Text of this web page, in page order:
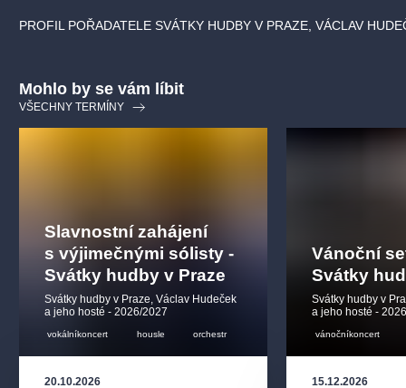
PROFIL POŘADATELE SVÁTKY HUDBY V PRAZE, VÁCLAV
Mohlo by se vám líbit
VŠECHNY TERMÍNY
Slavnostní zahájení
s výjimečnými sólisty -
Svátky hudby v Praze
Svátky hudby v Praze, Václav Hudeček
a jeho hosté - 2026/2027
vokálníkoncert housle orchestr
20.10.2026
Vánoční
Svátky
Svátky hudby v
a jeho hosté -
vánočníkoncert
15.12.2026